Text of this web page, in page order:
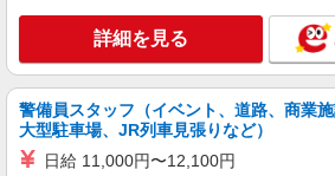
設備保全スタッフ【
時給2,200円 試用期間14日間(条件変更なし) ※
給与のお支払いは月払い
払いには対応しておりま
茨城県神栖市
キープ
詳細を見る
警備員スタッフ（イベント、道路、商業施
大型駐車場、JR列車見張りなど）
日給 11,000円〜12,100円